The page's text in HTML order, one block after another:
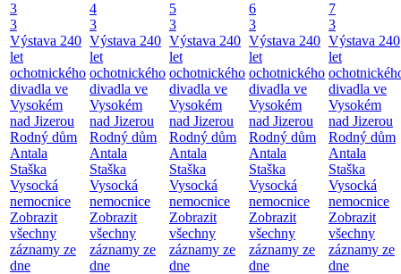
3
3
Výstava 240
let
ochotnického
divadla ve
Vysokém
nad Jizerou
Rodný dům
Antala
Staška
Vysocká
nemocnice
Zobrazit
všechny
záznamy ze
dne
4
3
Výstava 240
let
ochotnického
divadla ve
Vysokém
nad Jizerou
Rodný dům
Antala
Staška
Vysocká
nemocnice
Zobrazit
všechny
záznamy ze
dne
5
3
Výstava 240
let
ochotnického
divadla ve
Vysokém
nad Jizerou
Rodný dům
Antala
Staška
Vysocká
nemocnice
Zobrazit
všechny
záznamy ze
dne
6
3
Výstava 240
let
ochotnického
divadla ve
Vysokém
nad Jizerou
Rodný dům
Antala
Staška
Vysocká
nemocnice
Zobrazit
všechny
záznamy ze
dne
7
3
Výstava 240
let
divadla ve
Vysokém
nad Jizerou
Rodný dům
Antala
Staška
Vysocká
nemocnice
Zobrazit
všechny
záznamy ze
dne